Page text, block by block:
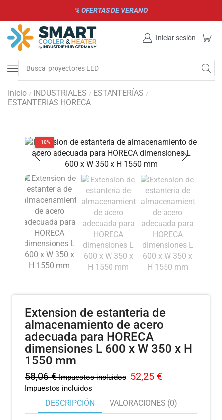
% OFERTAS DE VERANO
Iniciar sesión
Busca parrillas de gas y carbón
Inicio / INDUSTRIALES / ESTANTERÍAS /
ESTANTERIAS HORECA
-10%
Extension de estanteria de
almacenamiento de acero
adecuada para HORECA
dimensiones L 600 x W 350 x H
1550 mm
58,06€ Impuestos incluidos 52,25 €
Impuestos incluidos
DESCRIPCIÓN VALORACIONES (0)